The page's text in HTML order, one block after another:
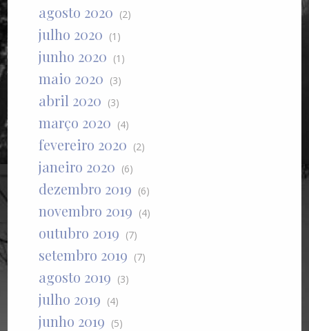
agosto 2020 (2)
julho 2020 (1)
junho 2020 (1)
maio 2020 (3)
abril 2020 (3)
março 2020 (4)
fevereiro 2020 (2)
janeiro 2020 (6)
dezembro 2019 (6)
novembro 2019 (4)
outubro 2019 (7)
setembro 2019 (7)
agosto 2019 (3)
julho 2019 (4)
junho 2019 (5)